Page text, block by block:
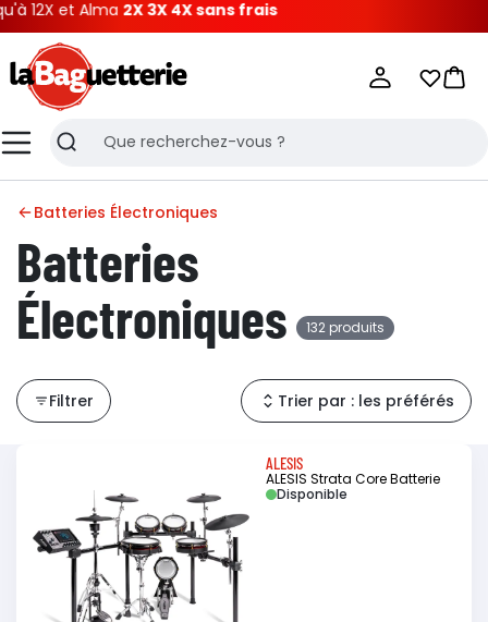
2X 3X 4X sans frais
MenuRecherche
Mes
Batteries Électroniques
Batteries
Électroniques
132 produits
Filtrer Trier par : les préférés
ALESIS
ALESIS Strata Core Batterie
Disponible